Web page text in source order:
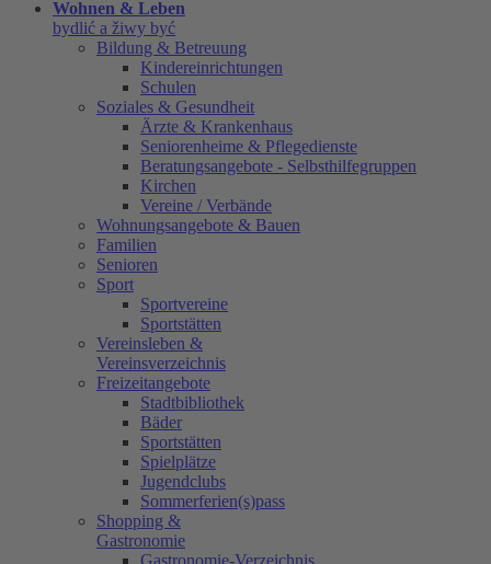
Wohnen & Leben
bydlić a žiwy być
Bildung & Betreuung
Kindereinrichtungen
Schulen
Soziales & Gesundheit
Ärzte & Krankenhaus
Seniorenheime & Pflegedienste
Beratungsangebote - Selbsthilfegruppen
Kirchen
Vereine / Verbände
Wohnungsangebote & Bauen
Familien
Senioren
Sport
Sportvereine
Sportstätten
Vereinsleben &
Vereinsverzeichnis
Freizeitangebote
Stadtbibliothek
Bäder
Sportstätten
Spielplätze
Jugendclubs
Sommerferien(s)pass
Shopping &
Gastronomie
Gastronomie-Verzeichnis